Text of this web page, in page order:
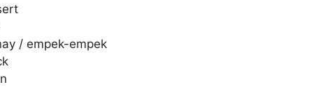
/ empek-empek